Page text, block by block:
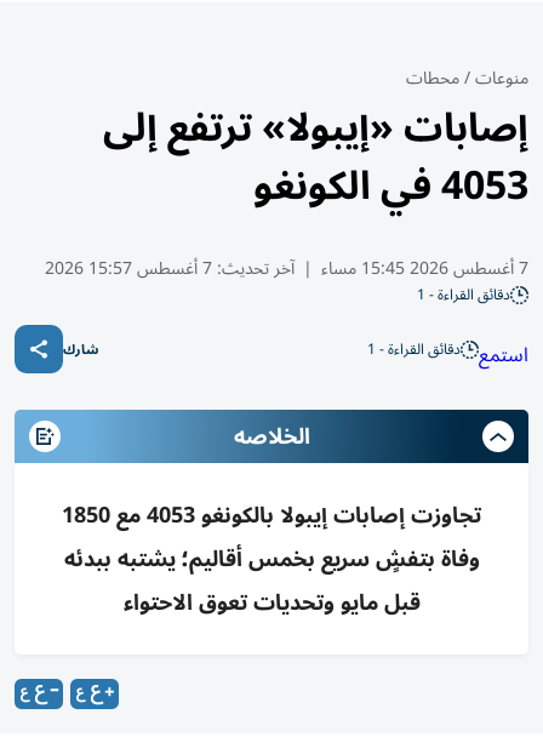
منوعات/محطات
إصابات «إيبولا» ترتفع إلى
4053 في الكونغو
7 أغسطس 2026 15:45 مساء | آخر تحديث:7 أغسطس 15:57 2026
دقائق القراءة - 1
استمع دقائق القراءة - 1 شارك
الخلاصه
تجاوزت إصابات إيبولا بالكونغو 4053 مع 1850
وفاة بتفشٍ سريع بخمس أقاليم؛ يشتبه ببدئه
قبل مايو وتحديات تعوق الاحتواء